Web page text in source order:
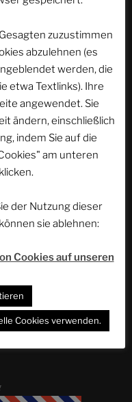
– Teil 15: Gardaland
Tor und
zuzustimmen
abzulehnen (es
werden, die
etwa Textlinks). Ihre
angewendet. Sie
ändern, einschließlich
indem Sie auf die
am unteren
der Nutzung dieser
sie ablehnen:
Cookies auf unseren
Cookies verwenden.